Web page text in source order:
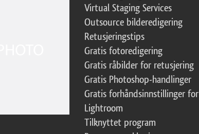
Virtual Staging Services
Outsource bilderedigering
Retusjeringstips
Gratis fotoredigering
Gratis råbilder for retusjering
Gratis Photoshop-handlinger
Gratis forhåndsinnstillinger for
Lightroom
Tilknyttet program